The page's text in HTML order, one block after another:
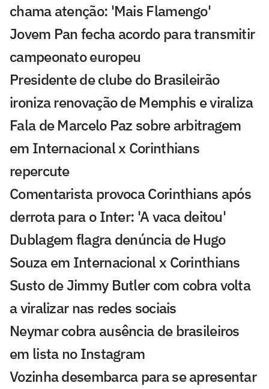
chama atenção: 'Mais Flamengo'
Jovem Pan fecha acordo para transmitir
campeonato europeu
Presidente de clube do Brasileirão
ironiza renovação de Memphis e viraliza
Fala de Marcelo Paz sobre arbitragem
em Internacional x Corinthians
repercute
Comentarista provoca Corinthians após
derrota para o Inter: 'A vaca deitou'
Dublagem flagra denúncia de Hugo
Souza em Internacional x Corinthians
Susto de Jimmy Butler com cobra volta
a viralizar nas redes sociais
Neymar cobra ausência de brasileiros
em lista no Instagram
Vozinha desembarca para se apresentar